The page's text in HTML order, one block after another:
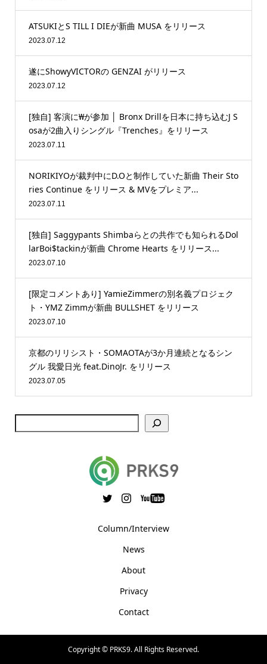
ATSUKIとS TILL I DIEが新曲 MUSA をリリース
2023.07.12
遂にShowyVICTORの GENZAI がリリース
2023.07.12
[独自] 客演に₩が参加 │ Bronx Drillを日本に持ち込むJ S
osaが2曲入りシングル『Trenches』をリリース
2023.07.11
NORIKIYOが裁判中にD.Oと制作していた新曲 Their Sto
ries Continue をリリース & MVをプレミア...
2023.07.11
[独自] Saggypants Shimbaらとの共作でも知られるDol
larBoi$tackinが新曲 Chrome Hearts をリリース...
2023.07.10
[限定コメントあり] YamieZimmerの別名義プロジェク
ト・YMZ Zimmが新曲 BULLSHET をリリース
2023.07.10
京都のリリシスト・SOMAOTAが3か月連続となるシン
グル 我愛日光 feat.DinoJr. をリリース
2023.07.05
Column/Interview
News
About
Privacy
Contact
Copyright © PRKS9. All Rights Reserved.